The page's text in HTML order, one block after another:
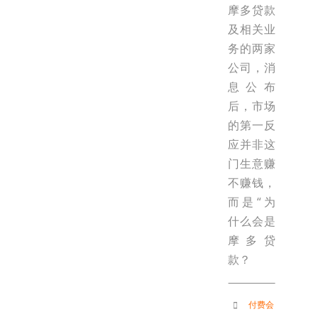
摩多贷款
及相关业
务的两家
公司，消
息公布
后，市场
的第一反
应并非这
门生意赚
不赚钱，
而是“为
什么会是
摩多贷
款？
付费会